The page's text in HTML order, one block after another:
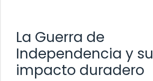
La Guerra de
Independencia y su
impacto duradero